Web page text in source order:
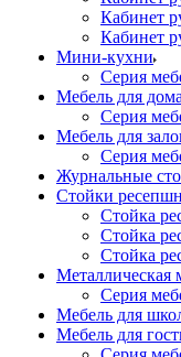
Кабинет
Кабинет
Мини-кухни
Серия
Мебель для дома
Серия
Мебель для
Серия
Журнальные
Стойки ресепшн
Стойка
Стойка
Стойка
Металлическая
Серия
Мебель для
Мебель для